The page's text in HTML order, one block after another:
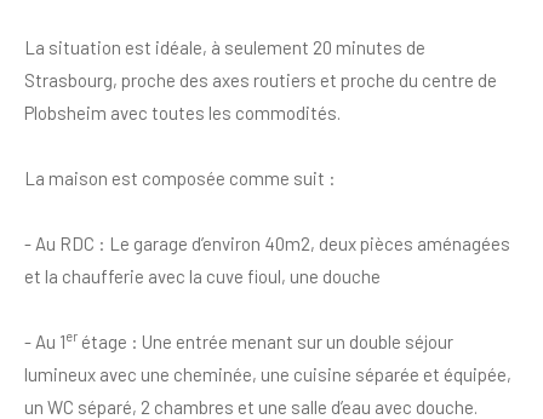
La situation est idéale, à seulement 20 minutes de
Strasbourg, proche des axes routiers et proche du centre de
Plobsheim avec toutes les commodités.
La maison est composée comme suit :
- Au RDC : Le garage d’environ 40m2, deux pièces aménagées
et la chaufferie avec la cuve fioul, une douche
- Au 1er étage : Une entrée menant sur un double séjour
lumineux avec une cheminée, une cuisine séparée et équipée,
un WC séparé, 2 chambres et une salle d’eau avec douche.